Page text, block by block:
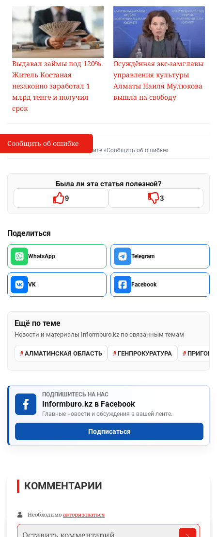
Выдавал займы под 120%.
Житель Костаная
незаконно заработал 1
млрд тенге и получил
срок
Осуждённая экс-замглавы
управления культуры
Алматы Наиля Мулюкова
вышла на свободу
I
Сообщить об опечатке
Выделите фрагмент и нажмите «Сообщить об ошибке»
Была ли эта статья полезной?
9 3
Поделиться
WhatsApp Telegram
VK Facebook
Ещё по теме
Новости и материалы Informburo.kz по связанным темам
АЛМАТИНСКАЯ ОБЛАСТЬ ГЕНПРОКУРАТУРА
ПОДПИШИТЕСЬ НА НАС
Informburo.kz в Facebook
Главные новости и обсуждения в вашей ленте.
Подписаться
Сообщить об ошибке
КОММЕНТАРИИ
Необходимо авторизоваться